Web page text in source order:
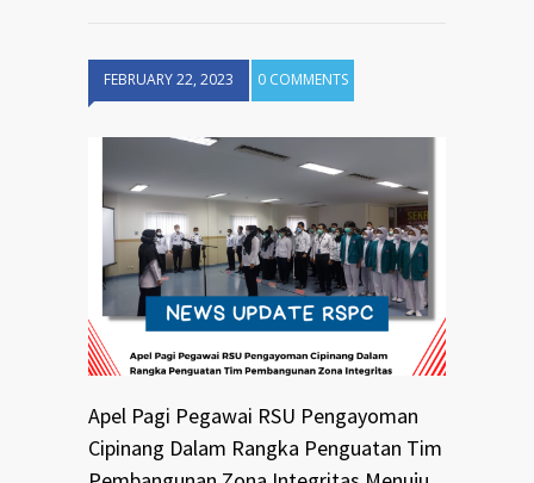
FEBRUARY 22, 2023 0 COMMENTS
Apel Pagi Pegawai RSU Pengayoman
Cipinang Dalam Rangka Penguatan Tim